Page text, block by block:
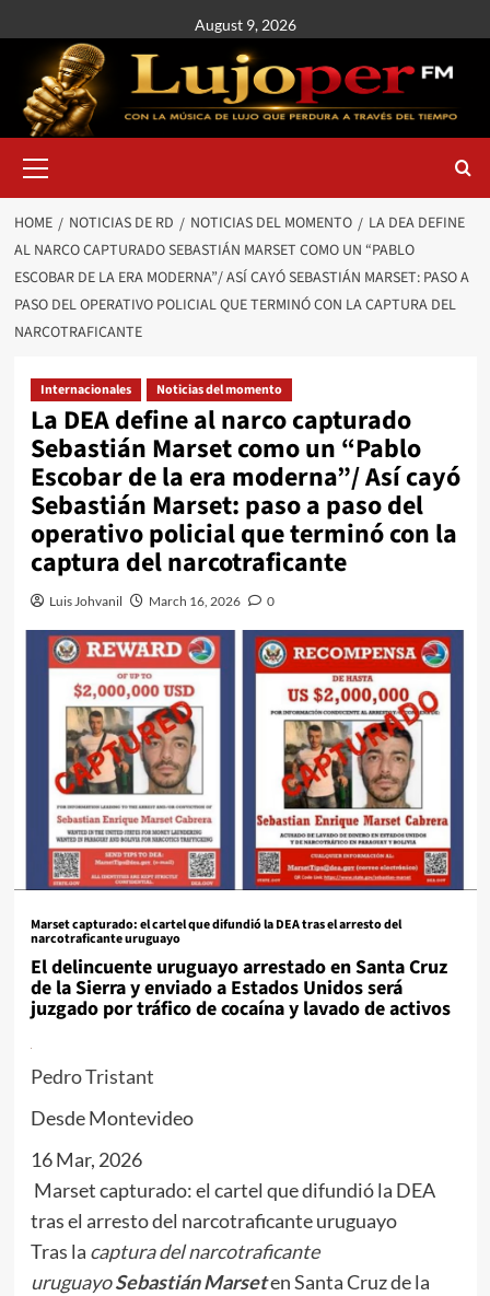
August 9, 2026
HOME NOTICIAS DE RD NOTICIAS DEL MOMENTO
LA DEA DEFINE
AL NARCO CAPTURADO SEBASTIÁN MARSET COMO UN “PABLO
ESCOBAR DE LA ERA MODERNA”/ ASÍ CAYÓ SEBASTIÁN MARSET: PASO A
PASO DEL OPERATIVO POLICIAL QUE TERMINÓ CON LA CAPTURA DEL
NARCOTRAFICANTE
Internacionales Noticias del momento
La DEA define al narco capturado
Sebastián Marset como un “Pablo
Escobar de la era moderna”/ Así cayó
Sebastián Marset: paso a paso del
operativo policial que terminó con la
captura del narcotraficante
Luis Johvanil March 16, 2026 0
Marset capturado: el cartel que difundió la DEA tras el arresto del
narcotraficante uruguayo
El delincuente uruguayo arrestado en Santa Cruz
de la Sierra y enviado a Estados Unidos será
juzgado por tráfico de cocaína y lavado de activos
Pedro Tristant
Desde Montevideo
16 Mar, 2026
Marset capturado: el cartel que difundió la DEA
tras el arresto del narcotraficante uruguayo
Tras la captura del narcotraficante
uruguayoSebastián Marseten Santa Cruz de la